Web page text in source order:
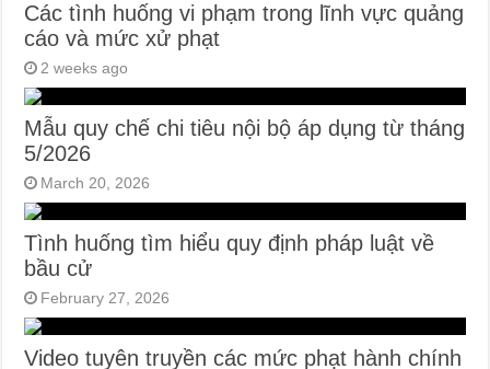
Các tình huống vi phạm trong lĩnh vực quảng
cáo và mức xử phạt
2 weeks ago
Mẫu quy chế chi tiêu nội bộ áp dụng từ tháng
5/2026
March 20, 2026
Tình huống tìm hiểu quy định pháp luật về
bầu cử
February 27, 2026
Video tuyên truyền các mức phạt hành chính